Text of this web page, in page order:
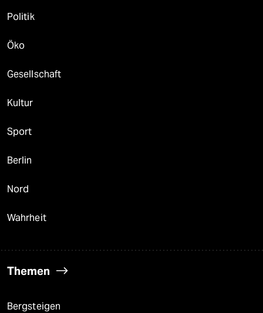
Politik
Öko
Gesellschaft
Kultur
Sport
Berlin
Nord
Wahrheit
Themen
Bergsteigen